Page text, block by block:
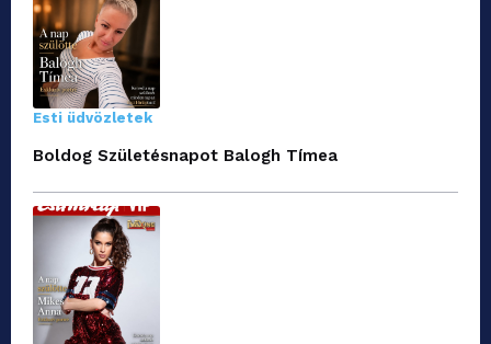
Esti üdvözletek
Boldog Születésnapot Balogh Tímea